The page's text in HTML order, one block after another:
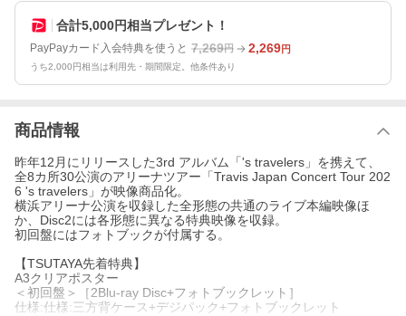
合計5,000円相当プレゼント！
PayPayカード入会特典を使うと 7,269円 2,269円
うち2,000円相当は利用先・期間限定。他条件あり
商品情報
昨年12月にリリースした3rd アルバム「's travelers」を携えて、
全8カ所30公演のアリーナツアー「Travis Japan Concert Tour 202
6 's travelers」が映像商品化。
横浜アリーナ公演を収録した全形態の共通のライブ本編映像ほ
か、Disc2には各形態に異なる特典映像を収録。
初回盤にはフォトブックが付属する。
【TSUTAYA先着特典】
A3クリアポスター
＜初回盤＞［2Blu-ray Disc+フォトブックレット］
仕様:仕様:三方背ケース+デジパック+フォトブックレット